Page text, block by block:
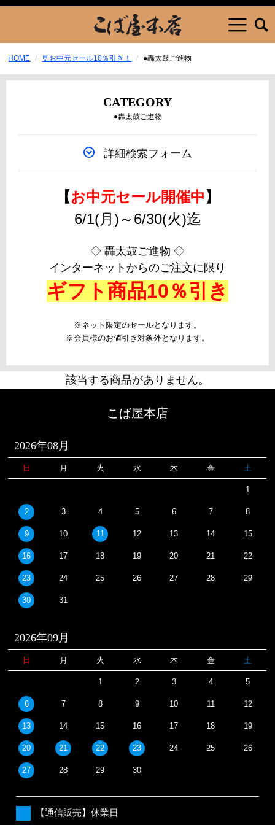
HOME 🎐お中元セール10％引き！ ●轟太鼓ご進物
CATEGORY
●轟太鼓ご進物
詳細検索フォーム
【お中元セール開催中 】
6/1(月)～6/30(火)迄
◇ 轟太鼓ご進物 ◇
インターネットからのご注文に限り
ギフト商品10％引き
※ネット限定のセールとなります。
※会員様のお値引き対象外となります。
該当する商品がありません。
こば屋本店
2026年08月
日 月 火 水 木 金 土
1
2 3 4 5 6 7 8
9 10 11 12 13 14 15
16 17 18 19 20 21 22
23 24 25 26 27 28 29
30 31
2026年09月
日 月 火 水 木 金 土
1 2 3 4 5
6 7 8 9 10 11 12
13 14 15 16 17 18 19
20 21 22 23 24 25 26
27 28 29 30
【通信販売】休業日